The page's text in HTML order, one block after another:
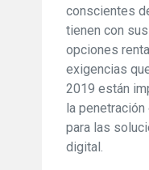
conscientes
tienen con
opciones
exigencias
2019 están
la
para las
digital.